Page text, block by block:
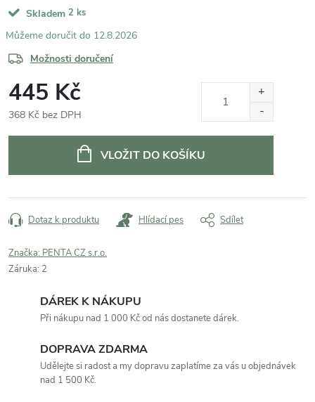
Skladem 2 ks
12.8.2026
Možnosti doručení
445 Kč
368 Kč bez DPH
VLOŽIT DO KOŠÍKU
Dotaz k produktu Hlídací pes Sdílet
Značka: PENTA CZ s.r.o.
Záruka: 2
DÁREK K NÁKUPU
Při nákupu nad 1 000 Kč od nás dostanete dárek.
DOPRAVA ZDARMA
Udělejte si radost a my dopravu zaplatíme za vás u objednávek
nad 1 500 Kč.